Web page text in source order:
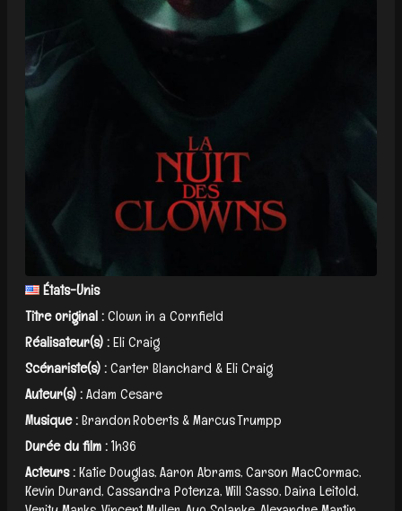
États-Unis
Titre original :Clown in a Cornfield
Réalisateur(s) :Eli Craig
Scénariste(s) :Carter Blanchard & Eli Craig
Auteur(s) :Adam Cesare
Musique :Brandon Roberts & Marcus Trumpp
Durée du film :1h36
Acteurs :Katie Douglas, Aaron Abrams, Carson MacCormac,
Kevin Durand, Cassandra Potenza, Will Sasso, Daina Leitold,